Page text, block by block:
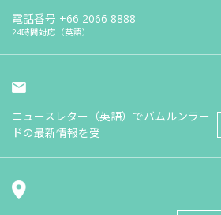
電話番号 +66 2066 8888
24時間対応（英語）
ニュースレター（英語）でバムルンラー
ドの最新情報を受